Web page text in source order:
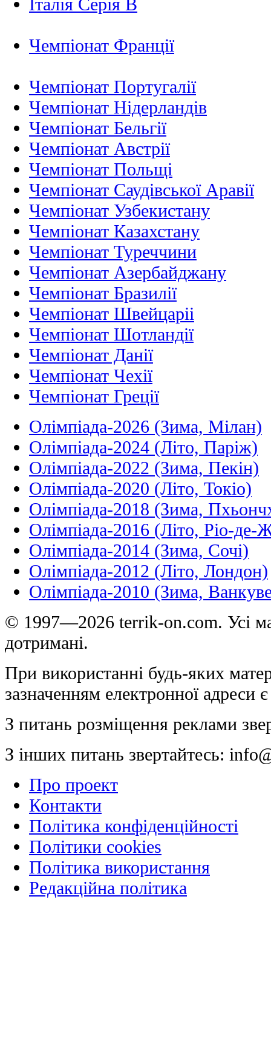
Італія Серія B
Чемпіонат Франції
Чемпіонат Португалії
Чемпіонат Нідерландiв
Чемпіонат Бельгії
Чемпіонат Австрії
Чемпіонат Польщі
Чемпіонат Саудівської Аравії
Чемпіонат Узбекистану
Чемпіонат Казахстану
Чемпіонат Туреччини
Чемпіонат Азербайджану
Чемпіонат Бразилії
Чемпіонат Швейцаріі
Чемпіонат Шотландії
Чемпіонат Данії
Чемпіонат Чехії
Чемпіонат Греції
Олімпіада-2026 (Зима, Мілан)
Олімпіада-2024 (Літо, Паріж)
Олімпіада-2022 (Зима, Пекін)
Олімпіада-2020 (Літо, Токіо)
Олімпіада-2018 (Зима,
Олімпіада-2016 (Літо, Ріо-де-
Олімпіада-2014 (Зима, Сочі)
Олімпіада-2012 (Літо, Лондон)
Олімпіада-2010 (Зима,
© 1997—2026 terrik-on.com. Усі
дотримані.
При використанні будь-яких
зазначенням електронної адреси
З питань розміщення реклами
З інших питань звертайтесь:
Про проект
Контакти
Політика конфіденційності
Політики cookies
Політика використання
Редакційна політика